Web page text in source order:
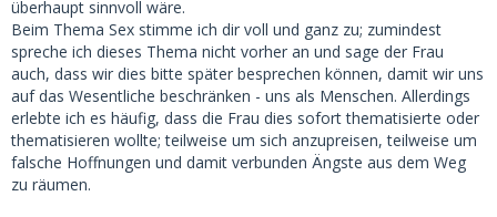
überhaupt sinnvoll wäre.
Beim Thema Sex stimme ich dir voll und ganz zu; zumindest
spreche ich dieses Thema nicht vorher an und sage der Frau
auch, dass wir dies bitte später besprechen können, damit wir uns
auf das Wesentliche beschränken - uns als Menschen. Allerdings
erlebte ich es häufig, dass die Frau dies sofort thematisierte oder
thematisieren wollte; teilweise um sich anzupreisen, teilweise um
falsche Hoffnungen und damit verbunden Ängste aus dem Weg
zu räumen.